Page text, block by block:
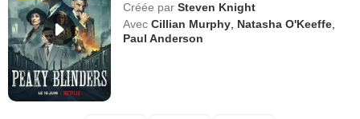
Créée par Steven Knight
Avec Cillian Murphy Natasha O'Keeffe
Paul Anderson